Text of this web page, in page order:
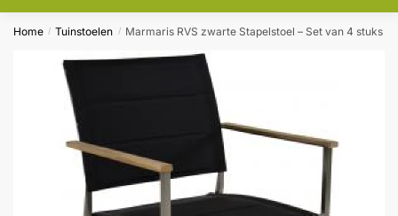
Home / Tuinstoelen / Marmaris RVS zwarte Stapelstoel – Set van 4 stuks